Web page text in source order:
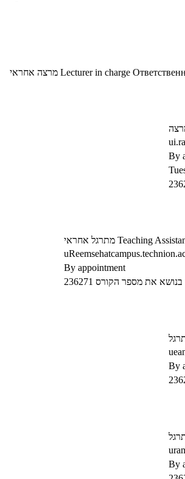
מרצה אחראי Lecturer in charge
By
מתרגל אחראי Teaching
By appointment
את מספר הקורס 236271
By
By